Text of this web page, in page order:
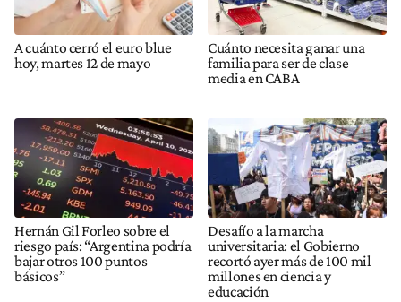
A cuánto cerró el euro blue
hoy, martes 12 de mayo
Cuánto necesita ganar una
familia para ser de clase
media en CABA
Hernán Gil Forleo sobre el
riesgo país: “Argentina podría
bajar otros 100 puntos
básicos”
Desafío a la marcha
universitaria: el Gobierno
recortó ayer más de 100 mil
millones en ciencia y
educación